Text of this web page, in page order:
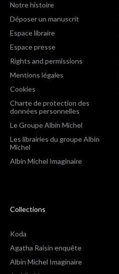
Notre histoire
Déposer un manuscrit
Espace libraire
Espace presse
Rights and permissions
Mentions légales
Cookies
Charte de protection des
données personnelles
Le Groupe Albin Michel
Les librairies du groupe Albin
Michel
Albin Michel Imaginaire
Collections
Koda
Agatha Raisin enquête
Albin Michel Imaginaire